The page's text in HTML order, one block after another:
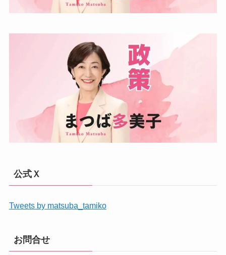
公式Ｘ
Tweets by matsuba_tamiko
お問合せ